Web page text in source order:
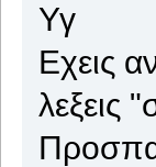
Υγ
Εχεις
λεξεις